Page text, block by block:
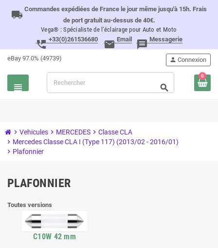
local_shipping Commandes expédiées de France le jour même jusqu'à 15h. Frais
de port gratuit au-dessus de 40€.
Vega® : Spécialiste de l'éclairage pour Auto et Moto
perm_phone_msg +33(0)261536680 email Email message Messagerie
eBay 97.0% (49739)
view_headline
person Connexion
search
0
chevron_right Vehicules chevron_right MERCEDES chevron_right Classe CLA
chevron_right Mercedes Classe CLA I (Type 117) (2013/02 - 2016/01)
chevron_right Plafonnier
PLAFONNIER
Toutes versions
C10W 42 mm